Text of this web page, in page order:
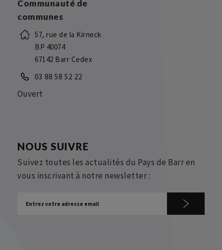
Communauté de
communes
57, rue de la Kirneck
BP 40074
67142 Barr Cedex
03 88 58 52 22
Ouvert
NOUS SUIVRE
Suivez toutes les actualités du Pays de Barr en
vous inscrivant à notre newsletter :